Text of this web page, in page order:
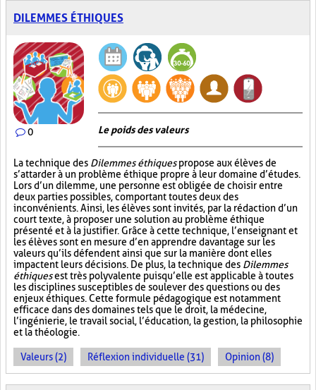
DILEMMES ÉTHIQUES
0 Le poids des valeurs
La technique des Dilemmes éthiquespropose aux élèves de
s’attarder à un problème éthique propre à leur domaine d’études.
Lors d’un dilemme, une personne est obligée de choisir entre
deux parties possibles, comportant toutes deux des
inconvénients. Ainsi, les élèves sont invités, par la rédaction d’un
court texte, à proposer une solution au problème éthique
présenté et à la justifier. Grâce à cette technique, l’enseignant et
les élèves sont en mesure d’en apprendre davantage sur les
valeurs qu’ils défendent ainsi que sur la manière dont elles
impactent leurs décisions. De plus, la technique des Dilemmes
éthiquesest très polyvalente puisqu’elle est applicable à toutes
les disciplines susceptibles de soulever des questions ou des
enjeux éthiques. Cette formule pédagogique est notamment
efficace dans des domaines tels que le droit, la médecine,
l’ingénierie, le travail social, l’éducation, la gestion, la philosophie
et la théologie.
Valeurs (2) Réflexion individuelle (31) Opinion (8)